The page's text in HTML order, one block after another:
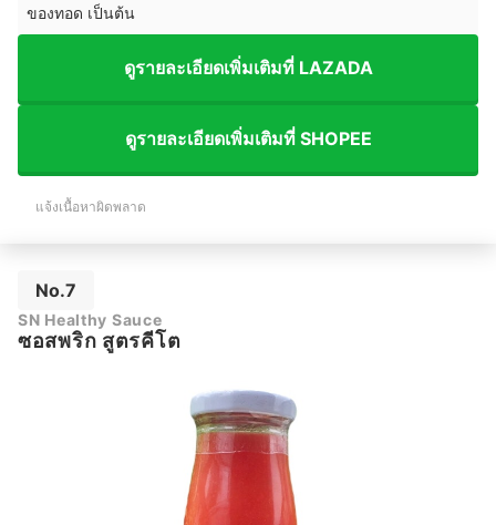
ของทอด เป็นต้น
ดูรายละเอียดเพิ่มเติมที่ LAZADA
ดูรายละเอียดเพิ่มเติมที่ SHOPEE
แจ้งเนื้อหาผิดพลาด
No.7
SN Healthy Sauce
ซอสพริก สูตรคีโต